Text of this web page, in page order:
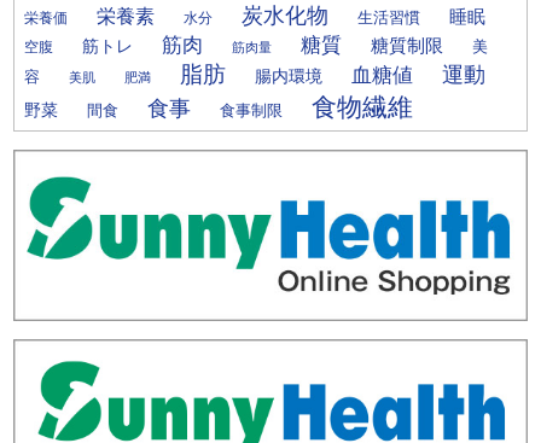
栄養価 栄養素 水分 炭水化物 生活習慣 睡眠
空腹 筋トレ 筋肉 筋肉量 糖質 糖質制限
美
容
美肌 肥満 脂肪 腸内環境 血糖値 運動
野菜 間食 食事 食事制限 食物繊維